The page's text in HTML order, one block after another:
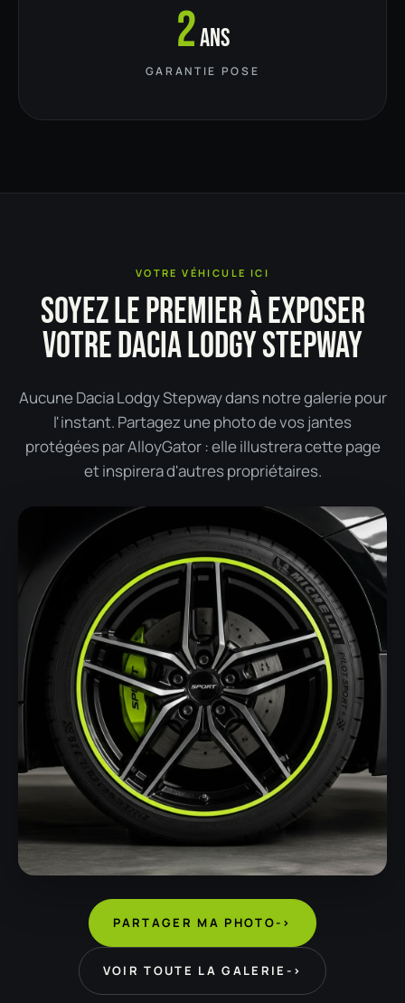
2ans
GARANTIE POSE
VOTRE VÉHICULE ICI
SOYEZ LE PREMIER À EXPOSER
VOTRE DACIA LODGY STEPWAY
Aucune Dacia Lodgy Stepway dans notre galerie pour
l'instant. Partagez une photo de vos jantes
protégées par AlloyGator : elle illustrera cette page
et inspirera d'autres propriétaires.
PARTAGER MA PHOTO->
VOIR TOUTE LA GALERIE ->